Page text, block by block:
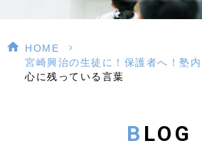
HOME
>
宮崎興治の生徒に！保護者へ！塾内
心に残っている言葉
BLOG